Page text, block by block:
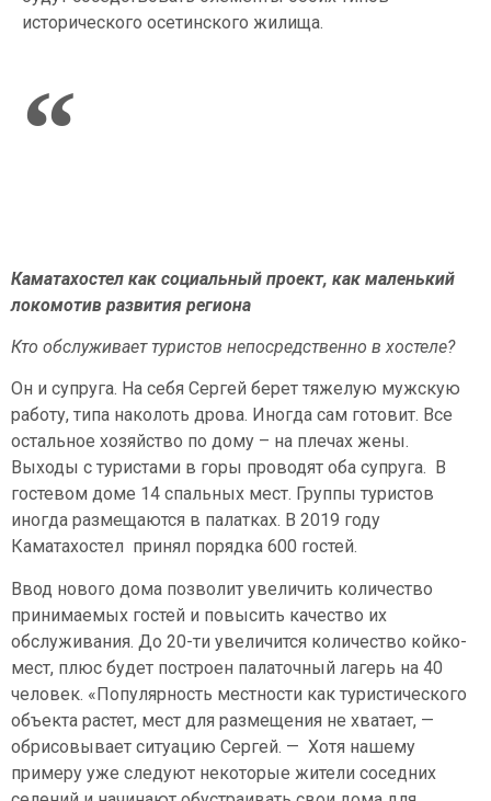
исторического осетинского жилища.
Каматахостел как социальный проект, как маленький
локомотив развития региона
Кто обслуживает туристов непосредственно в хостеле?
Он и супруга. На себя Сергей берет тяжелую мужскую
работу, типа наколоть дрова. Иногда сам готовит. Все
остальное хозяйство по дому – на плечах жены.
Выходы с туристами в горы проводят оба супруга. В
гостевом доме 14 спальных мест. Группы туристов
иногда размещаются в палатках. В 2019 году
Каматахостел принял порядка 600 гостей.
Ввод нового дома позволит увеличить количество
принимаемых гостей и повысить качество их
обслуживания. До 20-ти увеличится количество койко-
мест, плюс будет построен палаточный лагерь на 40
человек. «Популярность местности как туристического
объекта растет, мест для размещения не хватает, —
обрисовывает ситуацию Сергей. — Хотя нашему
примеру уже следуют некоторые жители соседних